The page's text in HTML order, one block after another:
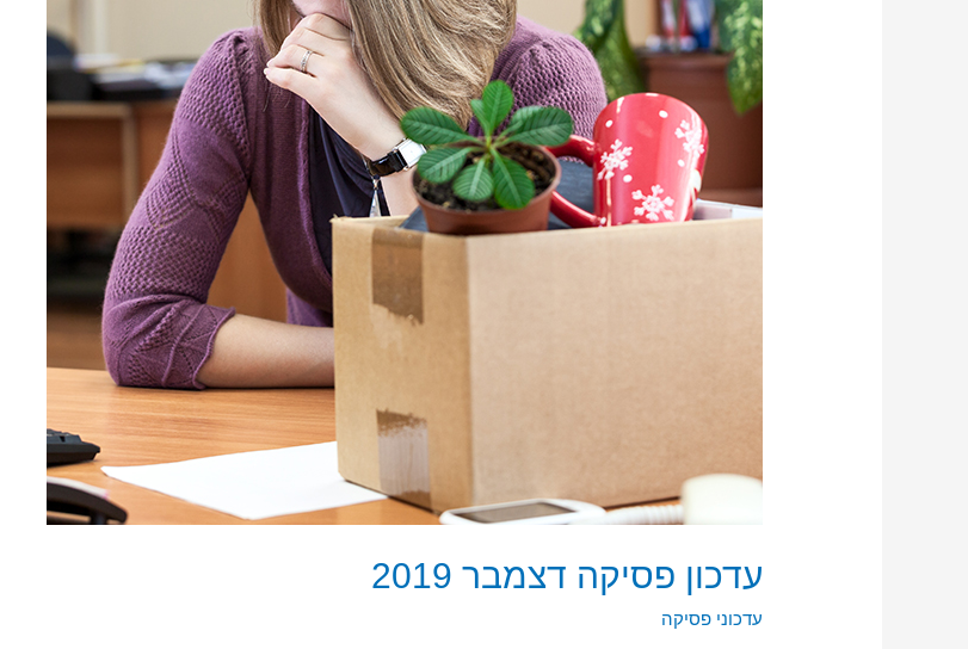
עדכון פסיקה דצמבר 2019
עדכוני פסיקה